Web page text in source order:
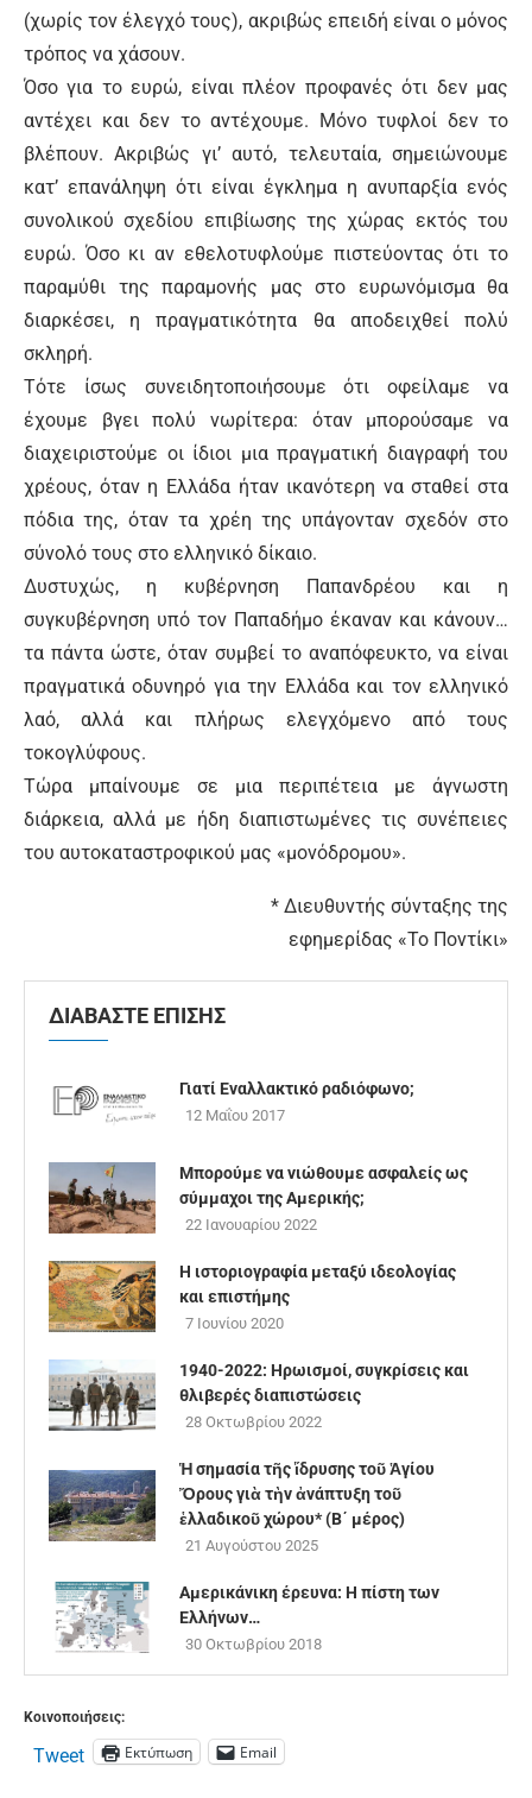
(χωρίς τον έλεγχό τους), ακριβώς επειδή είναι ο μόνος
τρόπος να χάσουν.
Όσο για το ευρώ, είναι πλέον προφανές ότι δεν μας
αντέχει και δεν το αντέχουμε. Μόνο τυφλοί δεν το
βλέπουν. Ακριβώς γι’ αυτό, τελευταία, σημειώνουμε
κατ’ επανάληψη ότι είναι έγκλημα η ανυπαρξία ενός
συνολικού σχεδίου επιβίωσης της χώρας εκτός του
ευρώ. Όσο κι αν εθελοτυφλούμε πιστεύοντας ότι το
παραμύθι της παραμονής μας στο ευρωνόμισμα θα
διαρκέσει, η πραγματικότητα θα αποδειχθεί πολύ
σκληρή.
Τότε ίσως συνειδητοποιήσουμε ότι οφείλαμε να
έχουμε βγει πολύ νωρίτερα: όταν μπορούσαμε να
διαχειριστούμε οι ίδιοι μια πραγματική διαγραφή του
χρέους, όταν η Ελλάδα ήταν ικανότερη να σταθεί στα
πόδια της, όταν τα χρέη της υπάγονταν σχεδόν στο
σύνολό τους στο ελληνικό δίκαιο.
Δυστυχώς, η κυβέρνηση Παπανδρέου και η
συγκυβέρνηση υπό τον Παπαδήμο έκαναν και κάνουν…
τα πάντα ώστε, όταν συμβεί το αναπόφευκτο, να είναι
πραγματικά οδυνηρό για την Ελλάδα και τον ελληνικό
λαό, αλλά και πλήρως ελεγχόμενο από τους
τοκογλύφους.
Τώρα μπαίνουμε σε μια περιπέτεια με άγνωστη
διάρκεια, αλλά με ήδη διαπιστωμένες τις συνέπειες
του αυτοκαταστροφικού μας «μονόδρομου».
* Διευθυντής σύνταξης της
εφημερίδας «Το Ποντίκι»
ΔΙΑΒΑΣΤΕ ΕΠΙΣΗΣ
Γιατί Εναλλακτικό ραδιόφωνο;
12 Μαΐου 2017
Μπορούμε να νιώθουμε ασφαλείς ως
σύμμαχοι της Αμερικής;
22 Ιανουαρίου 2022
Η ιστοριογραφία μεταξύ ιδεολογίας
και επιστήμης
7 Ιουνίου 2020
1940-2022: Ηρωισμοί, συγκρίσεις και
θλιβερές διαπιστώσεις
28 Οκτωβρίου 2022
Ἡ σημασία τῆς ἵδρυσης τοῦ Ἁγίου
Ὄρους γιὰ τὴν ἀνάπτυξη τοῦ
ἑλλαδικοῦ χώρου* (Β΄ μέρος)
21 Αυγούστου 2025
Αμερικάνικη έρευνα: Η πίστη των
Ελλήνων…
30 Οκτωβρίου 2018
Κοινοποιήσεις:
Tweet Εκτύπωση Email